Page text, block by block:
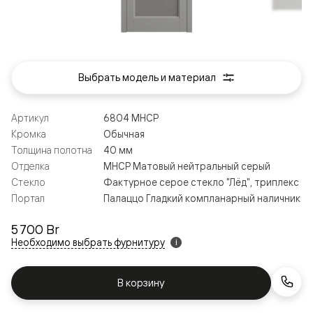
5 700 Br
Необходимо выбрать фурнитуру i
В корзину
Артикул
6804 МНСР
Кромка
Обычная
Толщина полотна
40 мм
Отделка
МНСР Матовый нейтральный серый
Стекло
Фактурное серое стекло "Лёд", триплекс
Портал
Палаццо Гладкий компланарный наличник
Выбрать модель и материал